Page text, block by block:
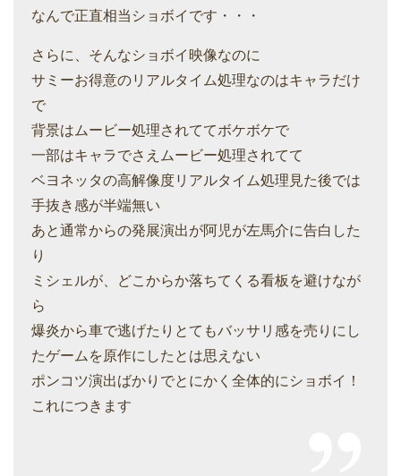
なんで正直相当ショボイです・・・
さらに、そんなショボイ映像なのに
サミーお得意のリアルタイム処理なのはキャラだけ
で
背景はムービー処理されててボケボケで
一部はキャラでさえムービー処理されてて
ベヨネッタの高解像度リアルタイム処理見た後では
手抜き感が半端無い
あと通常からの発展演出が阿児が左馬介に告白した
り
ミシェルが、どこからか落ちてくる看板を避けなが
ら
爆炎から車で逃げたりとてもバッサリ感を売りにし
たゲームを原作にしたとは思えない
ポンコツ演出ばかりでとにかく全体的にショボイ！
これにつきます